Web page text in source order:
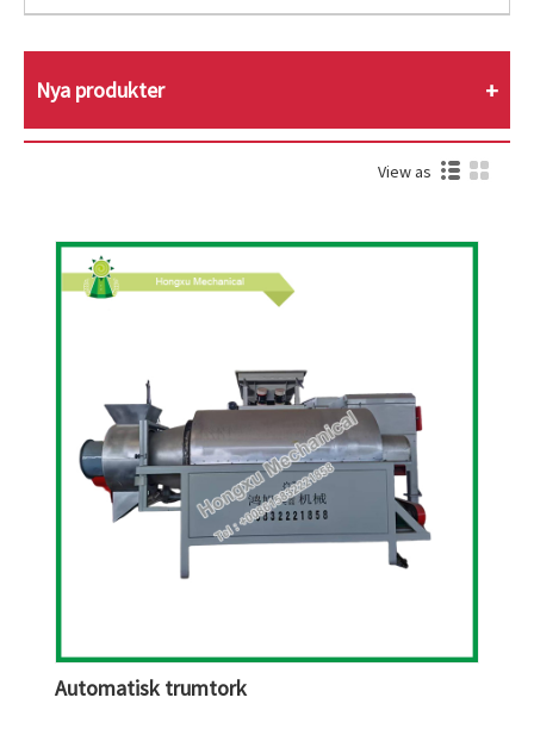
Nya produkter
View as
Automatisk trumtork